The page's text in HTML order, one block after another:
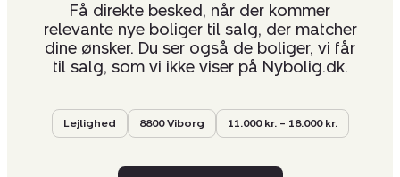
Få direkte besked, når der kommer
relevante nye boliger til salg, der matcher
dine ønsker. Du ser også de boliger, vi får
til salg, som vi ikke viser på Nybolig.dk.
Lejlighed 8800 Viborg 11.000 kr. – 18.000 kr.